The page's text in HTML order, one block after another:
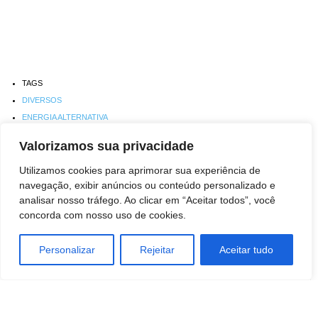
Valorizamos sua privacidade
Utilizamos cookies para aprimorar sua experiência de
navegação, exibir anúncios ou conteúdo personalizado e
analisar nosso tráfego. Ao clicar em “Aceitar todos”, você
concorda com nosso uso de cookies.
Personalizar Rejeitar Aceitar tudo
TAGS
DIVERSOS
ENERGIA ALTERNATIVA
Meio Ambiente
MULTIMÍDIA
negocios
PETRÓLEO E ENERGIA
SOFTWARE
Tecnologia